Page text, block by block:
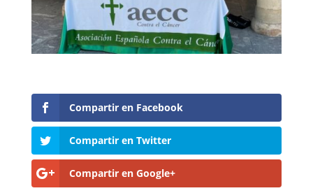
Compartir en Facebook
Compartir en Twitter
Compartir en Google+